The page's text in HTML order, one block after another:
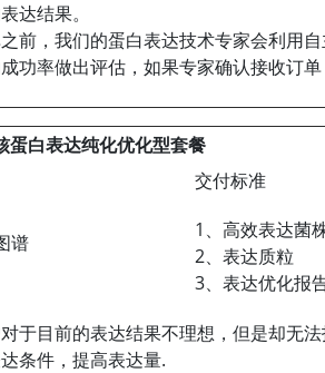
达结果。
前，我们的蛋白表达技术专家会利用
功率做出评估，如果专家确认接收订
蛋白表达纯化优化型套餐
交付标准
谱
1、高效表达菌
2、表达质粒
3、表达优化报
于目前的表达结果不理想，但是却无
条件，提高表达量.